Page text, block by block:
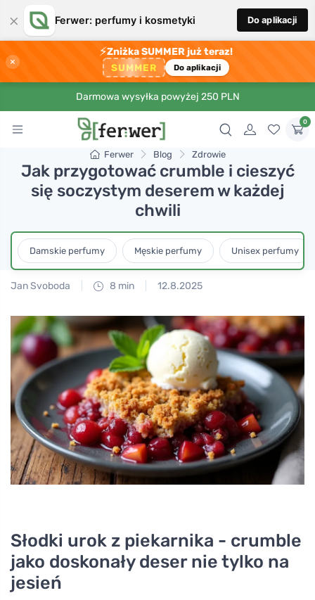
× Ferwer: perfumy i kosmetyki Do aplikacji
×
⚡Zniżka SUMMER już teraz!
SUMMER Do aplikacji
Darmowa wysyłka powyżej 250 PLN
0
Ferwer Blog Zdrowie
Jak przygotować crumble i cieszyć
się soczystym deserem w każdej
chwili
Damskie perfumy Męskie perfumy Unisex perfumy
Jan Svoboda 8 min 12.8.2025
Słodki urok z piekarnika - crumble
jako doskonały deser nie tylko na
jesień